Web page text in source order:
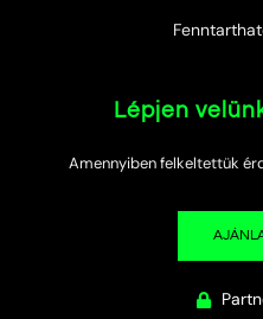
Lépjen
Amennyiben felkeltettük